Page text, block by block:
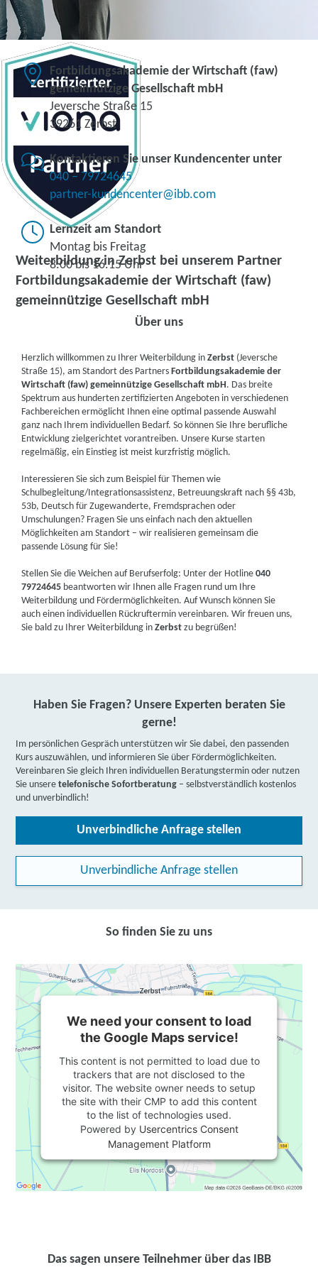
Weiterbildung in Zerbst bei unserem Partner
Fortbildungsakademie der Wirtschaft (faw)
gemeinnützige Gesellschaft mbH
Fortbildungsakademie der Wirtschaft (faw)
gemeinnützige Gesellschaft mbH
Jeversche Straße 15
39261 Zerbst
Kontaktieren Sie unser Kundencenter unter
040 – 79724645
partner-kundencenter@ibb.com
Lernzeit am Standort
Montag bis Freitag
8.00 bis 16.15 Uhr
Über uns
Herzlich willkommen zu Ihrer Weiterbildung inZerbst (Jeversche
Straße 15), am Standort des PartnersFortbildungsakademie der
Wirtschaft (faw) gemeinnützige Gesellschaft mbH. Das breite
Spektrum aus hunderten zertifizierten Angeboten in verschiedenen
Fachbereichen ermöglicht Ihnen eine optimal passende Auswahl
ganz nach Ihrem individuellen Bedarf. So können Sie Ihre berufliche
Entwicklung zielgerichtet vorantreiben. Unsere Kurse starten
regelmäßig, ein Einstieg ist meist kurzfristig möglich.
Interessieren Sie sich zum Beispiel für Themen wie
Schulbegleitung/Integrationsassistenz, Betreuungskraft nach §§ 43b,
53b, Deutsch für Zugewanderte, Fremdsprachen oder
Umschulungen? Fragen Sie uns einfach nach den aktuellen
Möglichkeiten am Standort – wir realisieren gemeinsam die
passende Lösung für Sie!
Stellen Sie die Weichen auf Berufserfolg: Unter der Hotline040
79724645 beantworten wir Ihnen alle Fragen rund um Ihre
Weiterbildung und Fördermöglichkeiten. Auf Wunsch können Sie
auch einen individuellen Rückruftermin vereinbaren. Wir freuen uns,
Sie bald zu Ihrer Weiterbildung inZerbst zu begrüßen!
Haben Sie Fragen? Unsere Experten beraten Sie
gerne!
Im persönlichen Gespräch unterstützen wir Sie dabei, den passenden
Kurs auszuwählen, und informieren Sie über Fördermöglichkeiten.
Vereinbaren Sie gleich Ihren individuellen Beratungstermin oder nutzen
Sie unseretelefonische Sofortberatung – selbstverständlich kostenlos
und unverbindlich!
Unverbindliche Anfrage stellen
Unverbindliche Anfrage stellen
So finden Sie zu uns
We need your consent to load
the Google Maps service!
This content is not permitted to load due to
trackers that are not disclosed to the
visitor. The website owner needs to setup
the site with their CMP to add this content
to the list of technologies used.
Powered by Usercentrics Consent
Management Platform
Das sagen unsere Teilnehmer über das IBB